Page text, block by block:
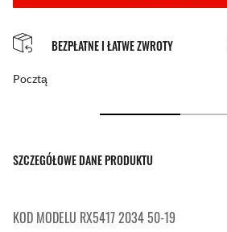
BEZPŁATNE I ŁATWE ZWROTY
Pocztą
SZCZEGÓŁOWE DANE PRODUKTU
KOD MODELU RX5417 2034 50-19